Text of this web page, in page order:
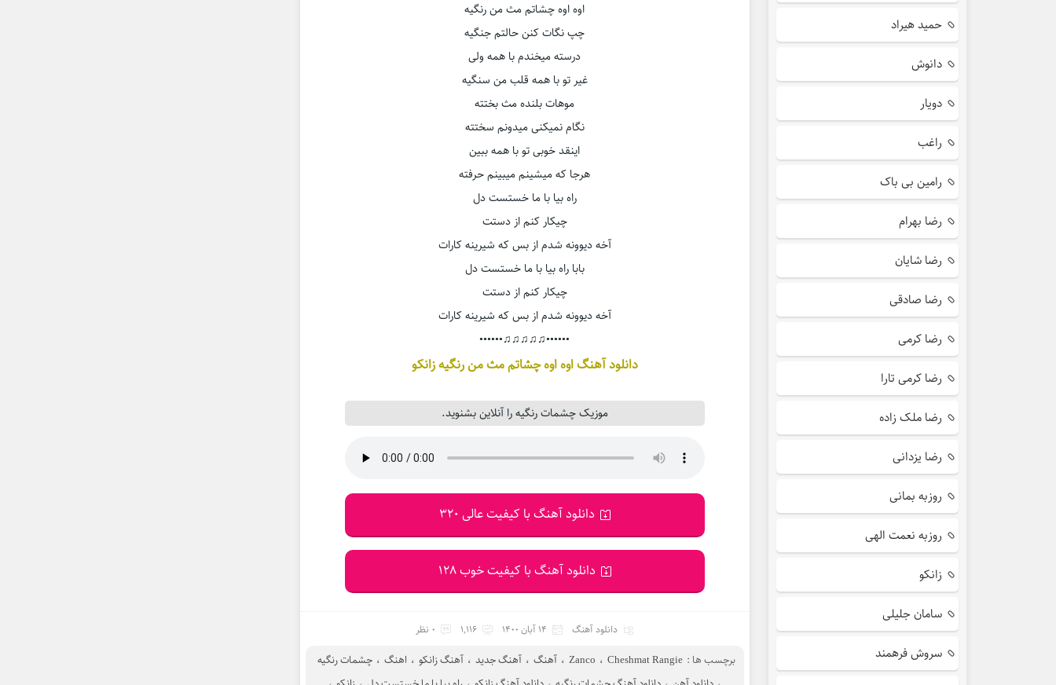
اوه اوه چشاتم مث من رنگیه
چپ نگات کنن حالتم جنگیه
درسته میخندم با همه ولی
غیر تو با همه قلب من سنگیه
موهات بلنده مث بختته
نگام نمیکنی میدونم سختته
اینقد خوبی تو با همه ببین
هرجا که میشینم میبینم حرفته
راه بیا با ما خستست دل
چیکار کنم از دستت
آخه دیوونه شدم از بس که شیرینه کارات
بابا راه بیا با ما خستست دل
چیکار کنم از دستت
آخه دیوونه شدم از بس که شیرینه کارات
••••••♫♫♫♫♫••••••
دانلود آهنگ اوه اوه چشاتم مث من رنگیهزانکو
موزیک چشمات رنگیه را آنلاین بشنوید.
دانلود آهنگ با کیفیت عالی 320
دانلود آهنگ با کیفیت خوب 128
دانلود آهنگ 14 آبان 1400 1,116 0 نظر
برچسب ها : Cheshmat Rangie ، Zanco ، آهنگ ، آهنگ جدید ، آهنگ زانکو ، اهنگ ، چشمات رنگیه
حمید هیراد
دانوش
دویار
راغب
رامین بی باک
رضا بهرام
رضا شایان
رضا صادقی
رضا کرمی
رضا کرمی تارا
رضا ملک زاده
رضا یزدانی
روزبه بمانی
روزبه نعمت الهی
زانکو
سامان جلیلی
سروش فرهمند